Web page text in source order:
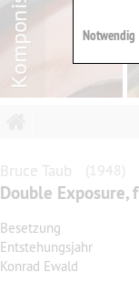
Bruce Taub (1948)
Double Exposure,
Besetzung
Entstehungsjahr
Konrad Ewald
Notwendig